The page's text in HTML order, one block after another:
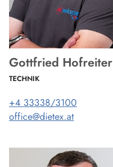
Gottfried Hofreiter
TECHNIK
+4 33338/3100
office@dietex.at